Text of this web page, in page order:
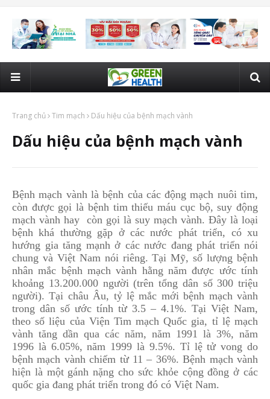
Trang chủ Tim mạch Dấu hiệu của bệnh mạch vành
Dấu hiệu của bệnh mạch vành
Bệnh mạch vành là bệnh của các động mạch nuôi tim,
còn được gọi là bệnh tim thiếu máu cục bộ, suy động
mạch vành hay còn gọi là suy mạch vành. Đây là loại
bệnh khá thường gặp ở các nước phát triển, có xu
hướng gia tăng mạnh ở các nước đang phát triển nói
chung và Việt Nam nói riêng. Tại Mỹ, số lượng bệnh
nhân mắc bệnh mạch vành hằng năm được ước tính
khoảng 13.200.000 người (trên tổng dân số 300 triệu
người). Tại châu Âu, tỷ lệ mắc mới bệnh mạch vành
trong dân số ước tính từ 3.5 – 4.1%. Tại Việt Nam,
theo số liệu của Viện Tim mạch Quốc gia, tỉ lệ mạch
vành tăng dần qua các năm, năm 1991 là 3%, năm
1996 là 6.05%, năm 1999 là 9.5%. Tỉ lệ tử vong do
bệnh mạch vành chiếm từ 11 – 36%. Bệnh mạch vành
hiện là một gánh nặng cho sức khỏe cộng đồng ở các
quốc gia đang phát triển trong đó có Việt Nam.